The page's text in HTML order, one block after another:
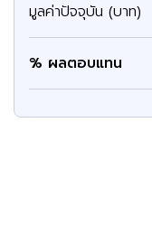
มูลค่าปัจจุบัน (บาท)
% ผลตอบแทน